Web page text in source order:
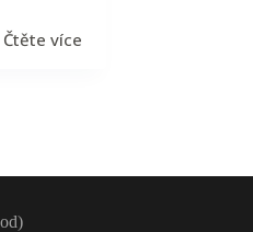
Čtěte více